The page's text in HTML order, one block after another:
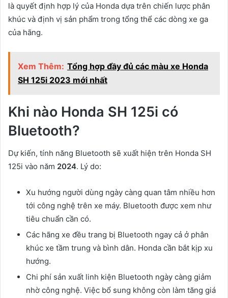
là quyết định hợp lý của Honda dựa trên chiến lược phân
khúc và định vị sản phẩm trong tổng thể các dòng xe ga
của hãng.
Xem Thêm: Tổng hợp đầy đủ các màu xe Honda
SH 125i 2023 mới nhất
Khi nào Honda SH 125i có
Bluetooth?
Dự kiến, tính năng Bluetooth sẽ xuất hiện trên Honda SH
125i vào năm 2024. Lý do:
Xu hướng người dùng ngày càng quan tâm nhiều hơn
tới công nghệ trên xe máy. Bluetooth được xem như
tiêu chuẩn cần có.
Các hãng xe đều trang bị Bluetooth ngay cả ở phân
khúc xe tầm trung và bình dân. Honda cần bắt kịp xu
hướng.
Chi phí sản xuất linh kiện Bluetooth ngày càng giảm
nhờ công nghệ. Việc bổ sung không còn làm tăng giá